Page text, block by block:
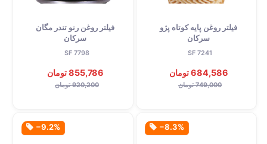
فیلتر روغن پایه کوتاه پژو
سرکان
SF 7241
684,586 تومان
749,000 تومان
فیلتر روغن رنو تندر مگان
سرکان
SF 7798
855,786 تومان
920,200 تومان
‎−8.3%
‎−9.2%